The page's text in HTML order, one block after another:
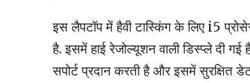
इस लैपटॉप में हैवी टास्किंग के लिए i5
है. इसमें हाई रेजोल्यूशन वाली डिस्प्ले दी गई
सपोर्ट प्रदान करती है और इसमें सुरक्षित